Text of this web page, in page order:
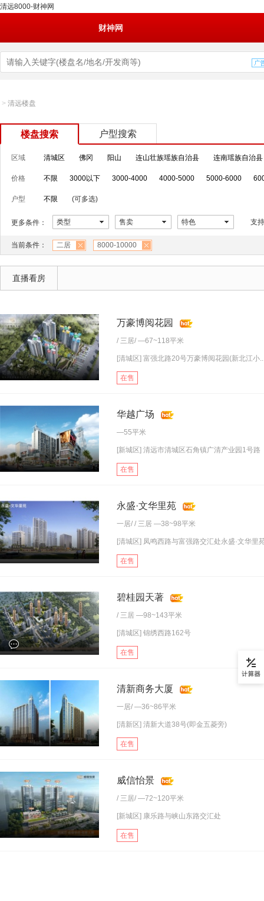
清远8000-财神网
财神网
> 清远楼盘
楼盘搜索 户型搜索
区域 清城区 佛冈 阳山 连山壮族瑶族自治县 连南瑶族自治县
价格 不限 3000以下 3000-4000 4000-5000 5000-6000
户型 不限 (可多选)
更多条件： 类型 售卖 特色 支
当前条件： 二居 8000-10000
直播看房
万豪博阅花园
/ 三居/ —67~118平米
[清城区] 富强北路20号万豪博阅花园(新北江小
在售
华越广场
—55平米
[新城区] 清远市清城区石角镇广清产业园1号路
在售
永盛·文华里苑
一居/ / 三居 —38~98平米
[清城区] 凤鸣西路与富强路交汇处永盛·文华里
在售
碧桂园天著
/ 三居 —98~143平米
[清城区] 锦绣西路162号
在售
清新商务大厦
一居/ —36~86平米
[清新区] 清新大道38号(即金五菱旁)
在售
威信怡景
/ 三居/ —72~120平米
[新城区] 康乐路与峡山东路交汇处
在售